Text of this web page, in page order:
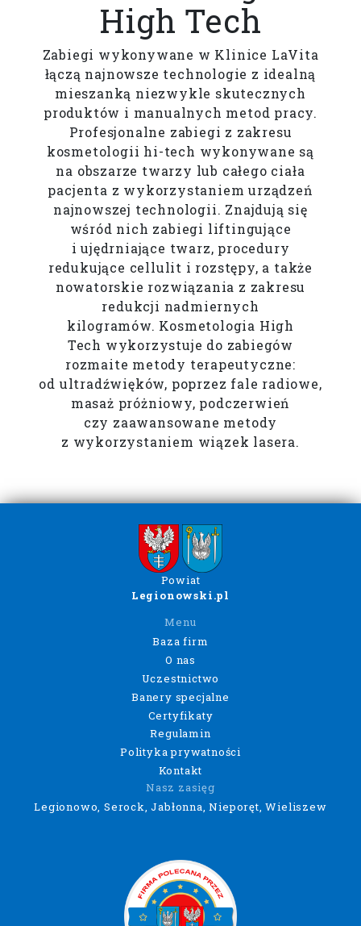
High Tech
Zabiegi wykonywane w Klinice LaVita
łączą najnowsze technologie z idealną
mieszanką niezwykle skutecznych
produktów i manualnych metod pracy.
Profesjonalne zabiegi z zakresu
kosmetologii hi-tech wykonywane są
na obszarze twarzy lub całego ciała
pacjenta z wykorzystaniem urządzeń
najnowszej technologii. Znajdują się
wśród nich zabiegi liftingujące
i ujędrniające twarz, procedury
redukujące cellulit i rozstępy, a także
nowatorskie rozwiązania z zakresu
redukcji nadmiernych
kilogramów. Kosmetologia High
Tech wykorzystuje do zabiegów
rozmaite metody terapeutyczne:
od ultradźwięków, poprzez fale radiowe,
masaż próżniowy, podczerwień
czy zaawansowane metody
z wykorzystaniem wiązek lasera.
Powiat
Legionowski.pl
Menu
Baza firm
O nas
Uczestnictwo
Banery specjalne
Certyfikaty
Regulamin
Polityka prywatności
Kontakt
Nasz zasięg
Legionowo, Serock, Jabłonna, Nieporęt, Wieliszew